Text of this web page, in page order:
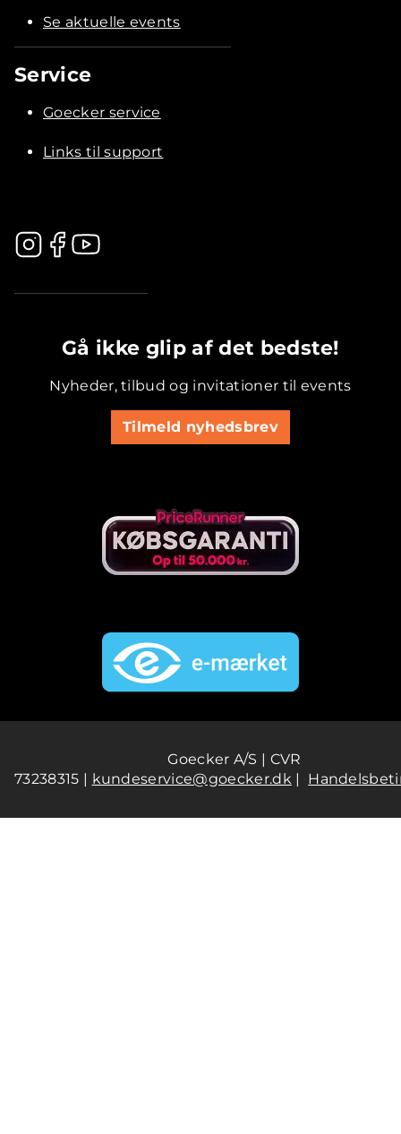
Se aktuelle events
Service
Goecker service
Links til support
Gå ikke glip af det bedste!
Nyheder, tilbud og invitationer til events
Tilmeld nyhedsbrev
Goecker A/S | CVR
73238315 | kundeservice@goecker.dk |